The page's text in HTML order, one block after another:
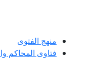
منهج الفتوى
فتاوى المحاكم